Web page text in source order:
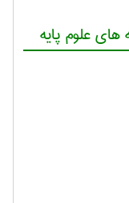
علوم پایه